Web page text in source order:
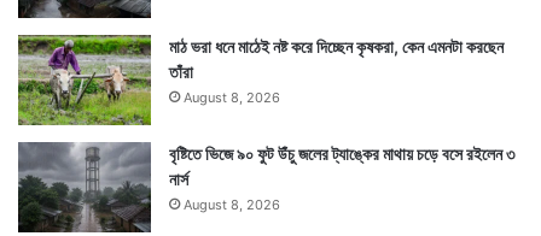
মাঠ ভরা ধনে মাঠেই নষ্ট করে দিচ্ছেন কৃষকরা, কেন এমনটা করছেন
তাঁরা
August 8, 2026
বৃষ্টিতে ভিজে ৯০ ফুট উঁচু জলের ট্যাঙ্কের মাথায় চড়ে বসে রইলেন ৩
নার্স
August 8, 2026